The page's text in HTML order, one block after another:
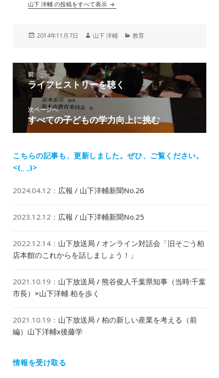
山下 洋輔 の投稿をすべて表示
投
2014年11月7日
作
山下 洋輔
カ
リ
ー
教育
投
稿
ョ
ン
前
前
の
投
稿:
ライフヒストリーを聴く
次ページへ
次
の
稿:
すべての子どもの学力向上に挑む
こちらの記事も、更新しました。ぜひ、ご覧ください。
<(_ _)>
2024.04.12 ： 広報 / 山下洋輔新聞No.26
2023.12.12 ： 広報 / 山下洋輔新聞No.25
2022.12.14 ： 山下放送局 / オンライン対話会「旧そごう柏
店本館のこれからを話しましょう！」
2021.10.19 ： 山下放送局 / 熊谷俊人千葉県知事（当時:千葉
市長）×山下洋輔 柏を歩く
2021.10.19 ： 山下放送局 / 柏の新しい産業を考える（前
編）山下洋輔x後藤学
情報を受け取る